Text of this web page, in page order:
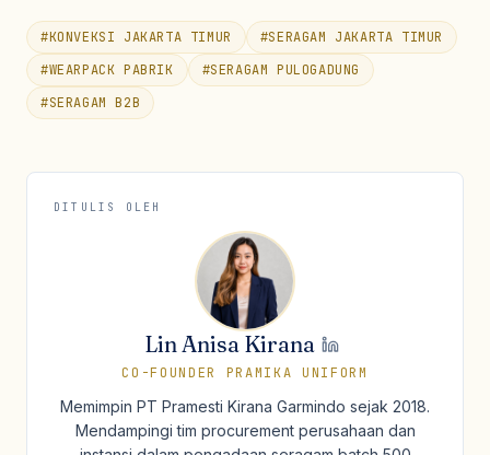
#KONVEKSI JAKARTA TIMUR #SERAGAM JAKARTA TIMUR
#WEARPACK PABRIK #SERAGAM PULOGADUNG
#SERAGAM B2B
DITULIS OLEH
Lin Anisa Kirana
CO-FOUNDER PRAMIKA UNIFORM
Memimpin PT Pramesti Kirana Garmindo sejak 2018.
Mendampingi tim procurement perusahaan dan